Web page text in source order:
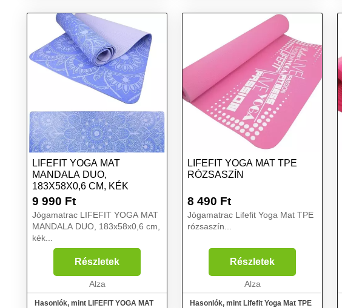
LIFEFIT YOGA MAT
MANDALA DUO,
183X58X0,6 CM, KÉK
9 990 Ft
Jógamatrac LIFEFIT YOGA MAT
MANDALA DUO, 183x58x0,6 cm,
kék...
Részletek
Alza
Hasonlók, mint LIFEFIT YOGA MAT
LIFEFIT YOGA MAT TPE
RÓZSASZÍN
8 490 Ft
Jógamatrac Lifefit Yoga Mat TPE
rózsaszín...
Részletek
Alza
Hasonlók, mint Lifefit Yoga Mat TPE